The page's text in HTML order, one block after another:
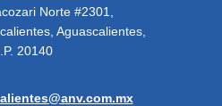
Norte #2301,
Aguascalientes,
20140